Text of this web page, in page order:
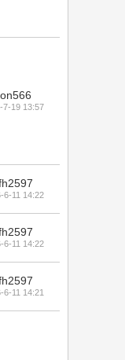
7-19 13:57
6-11 14:22
6-11 14:22
6-11 14:21